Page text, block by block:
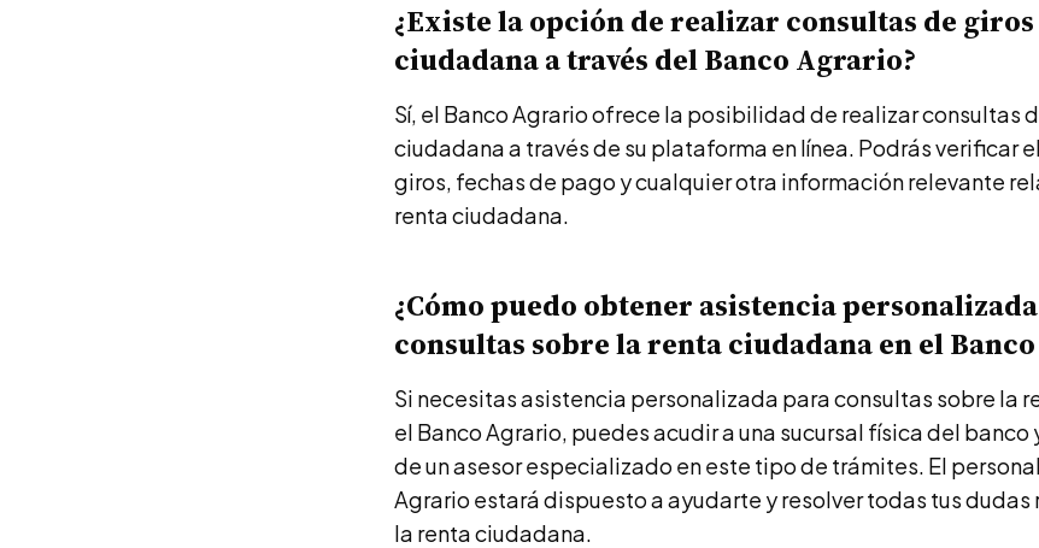
¿Existe la opción de realizar consultas de
ciudadana a través del Banco Agrario?
Sí, el Banco Agrario ofrece la posibilidad de realizar consultas
ciudadana a través de su plataforma en línea. Podrás verificar
giros, fechas de pago y cualquier otra información relevante
renta ciudadana.
¿Cómo puedo obtener asistencia
consultas sobre la renta ciudadana en el
Si necesitas asistencia personalizada para consultas sobre la
el Banco Agrario, puedes acudir a una sucursal física del
de un asesor especializado en este tipo de trámites. El
Agrario estará dispuesto a ayudarte y resolver todas tus
la renta ciudadana.